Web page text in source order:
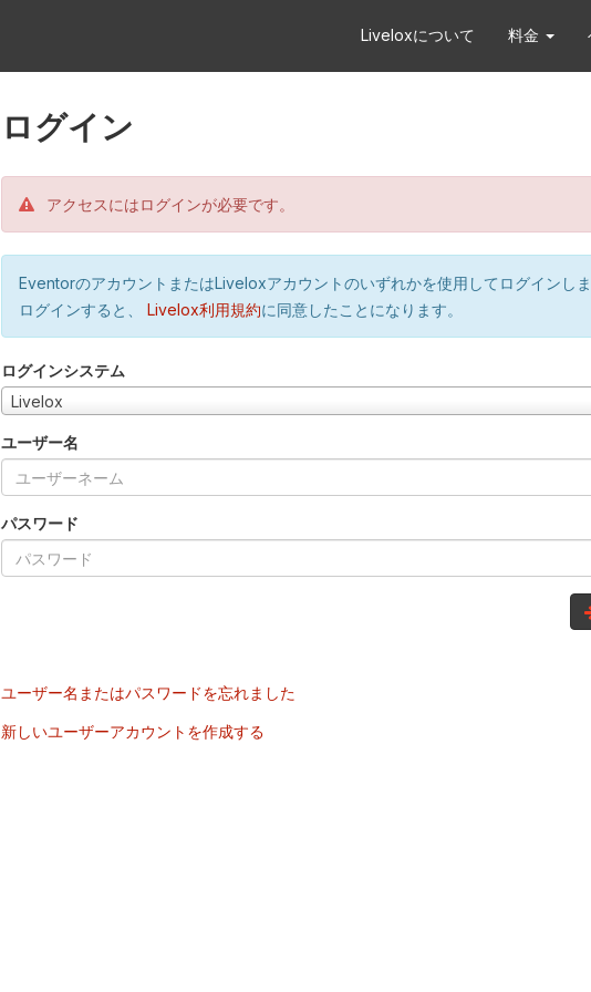
Liveloxについて 料金
ログイン
アクセスにはログインが必要です。
EventorのアカウントまたはLiveloxアカウントのいずれかを使用してログインし
ログインすると、
Livelox利用規約に同意したことになります。
ログインシステム
Livelox
ユーザー名
パスワード
ユーザー名またはパスワードを忘れました
新しいユーザーアカウントを作成する